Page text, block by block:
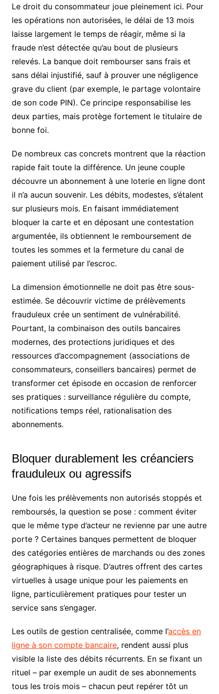
Le droit du consommateur joue pleinement ici. Pour
les opérations non autorisées, le délai de 13 mois
laisse largement le temps de réagir, même si la
fraude n’est détectée qu’au bout de plusieurs
relevés. La banque doit rembourser sans frais et
sans délai injustifié, sauf à prouver une négligence
grave du client (par exemple, le partage volontaire
de son code PIN). Ce principe responsabilise les
deux parties, mais protège fortement le titulaire de
bonne foi.
De nombreux cas concrets montrent que la réaction
rapide fait toute la différence. Un jeune couple
découvre un abonnement à une loterie en ligne dont
il n’a aucun souvenir. Les débits, modestes, s’étalent
sur plusieurs mois. En faisant immédiatement
bloquer la carte et en déposant une contestation
argumentée, ils obtiennent le remboursement de
toutes les sommes et la fermeture du canal de
paiement utilisé par l’escroc.
La dimension émotionnelle ne doit pas être sous-
estimée. Se découvrir victime de prélèvements
frauduleux crée un sentiment de vulnérabilité.
Pourtant, la combinaison des outils bancaires
modernes, des protections juridiques et des
ressources d’accompagnement (associations de
consommateurs, conseillers bancaires) permet de
transformer cet épisode en occasion de renforcer
ses pratiques : surveillance régulière du compte,
notifications temps réel, rationalisation des
abonnements.
Bloquer durablement les créanciers
frauduleux ou agressifs
Une fois les prélèvements non autorisés stoppés et
remboursés, la question se pose : comment éviter
que le même type d’acteur ne revienne par une autre
porte ? Certaines banques permettent de bloquer
des catégories entières de marchands ou des zones
géographiques à risque. D’autres offrent des cartes
virtuelles à usage unique pour les paiements en
ligne, particulièrement pratiques pour tester un
service sans s’engager.
Les outils de gestion centralisée, comme l’accès en
ligne à son compte bancaire, rendent aussi plus
visible la liste des débits récurrents. En se fixant un
rituel – par exemple un audit de ses abonnements
tous les trois mois – chacun peut repérer tôt un